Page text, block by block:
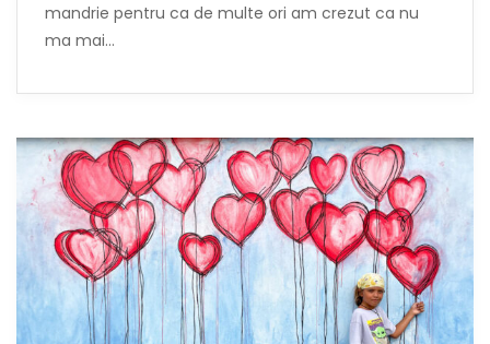
mandrie pentru ca de multe ori am crezut ca nu
ma mai…